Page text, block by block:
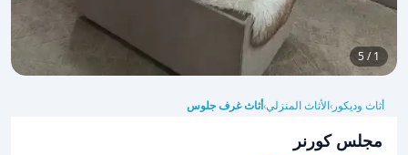
1 / 5
أثاث وديكور ›الأثاث المنزلي›أثاث غرف جلوس
مجلس كورنر